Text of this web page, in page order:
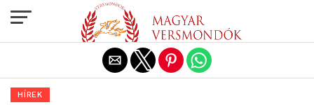
HÍREK
Exit mobile version